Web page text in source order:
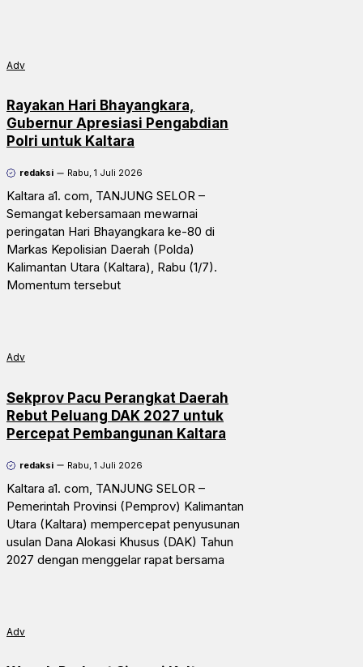
Adv
Rayakan Hari Bhayangkara,
Gubernur Apresiasi Pengabdian
Polri untuk Kaltara
redaksi Rabu, 1 Juli 2026
Kaltara a1. com, TANJUNG SELOR –
Semangat kebersamaan mewarnai
peringatan Hari Bhayangkara ke-80 di
Markas Kepolisian Daerah (Polda)
Kalimantan Utara (Kaltara), Rabu (1/7).
Momentum tersebut
Adv
Sekprov Pacu Perangkat Daerah
Rebut Peluang DAK 2027 untuk
Percepat Pembangunan Kaltara
redaksi Rabu, 1 Juli 2026
Kaltara a1. com, TANJUNG SELOR –
Pemerintah Provinsi (Pemprov) Kalimantan
Utara (Kaltara) mempercepat penyusunan
usulan Dana Alokasi Khusus (DAK) Tahun
2027 dengan menggelar rapat bersama
Adv